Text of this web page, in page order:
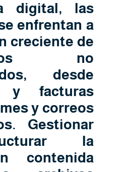
digital, las
enfrentan a
creciente de
no
desde
y facturas
y correos
Gestionar
la
contenida